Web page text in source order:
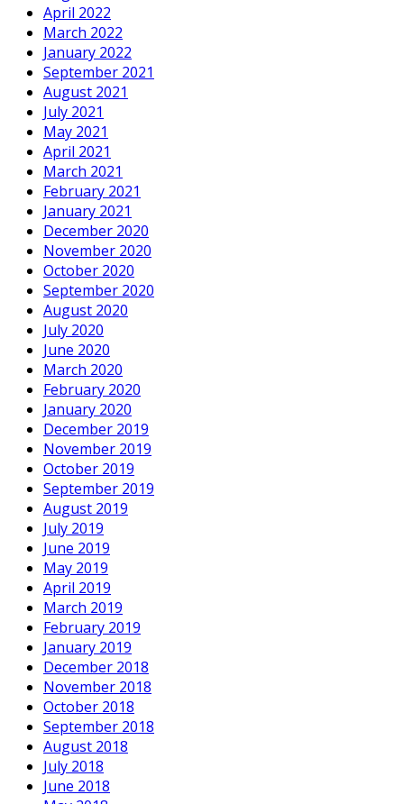
April 2022
March 2022
January 2022
September 2021
August 2021
July 2021
May 2021
April 2021
March 2021
February 2021
January 2021
December 2020
November 2020
October 2020
September 2020
August 2020
July 2020
June 2020
March 2020
February 2020
January 2020
December 2019
November 2019
October 2019
September 2019
August 2019
July 2019
June 2019
May 2019
April 2019
March 2019
February 2019
January 2019
December 2018
November 2018
October 2018
September 2018
August 2018
July 2018
June 2018